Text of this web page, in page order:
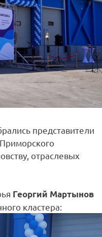
представители
отраслевых
Георгий Мартынов
кластера: